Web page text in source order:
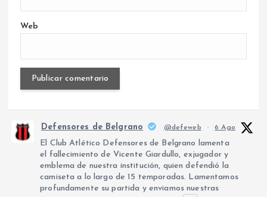
Web
Defensores de Belgrano @defeweb · 6 Ago
El Club Atlético Defensores de Belgrano lamenta
el fallecimiento de Vicente Giardullo, exjugador y
emblema de nuestra institución, quien defendió la
camiseta a lo largo de 15 temporadas. Lamentamos
profundamente su partida y enviamos nuestras